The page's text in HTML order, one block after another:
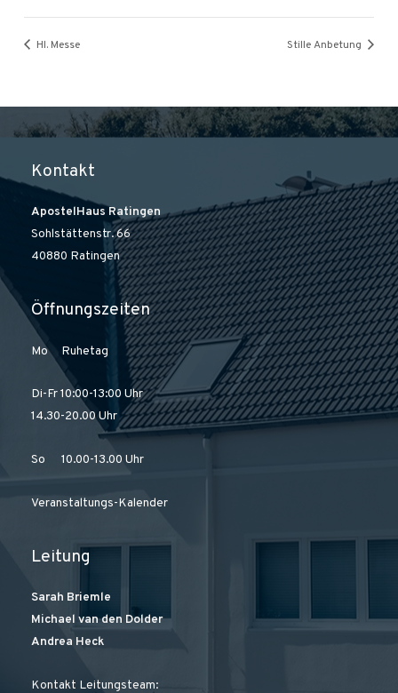
Hl. Messe Stille Anbetung
Kontakt
ApostelHaus Ratingen
Sohlstättenstr. 66
40880 Ratingen
Öffnungszeiten
Mo Ruhetag
Di-Fr 10:00-13:00 Uhr
14.30-20.00 Uhr
So 10.00-13.00 Uhr
Veranstaltungs-Kalender
Leitung
Sarah Briemle
Michael van den Dolder
Andrea Heck
Kontakt Leitungsteam: